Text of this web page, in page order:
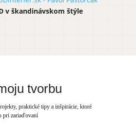
v škandinávskom štýle
tvorbu
praktické tipy a inšpirácie, ktoré
pri zariaďovaní